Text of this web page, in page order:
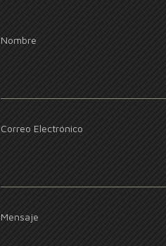
Nombre
Correo Electrónico
Mensaje